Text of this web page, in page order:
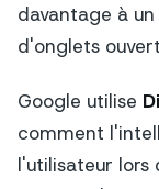
davantage à
d'onglets
Google utilise
comment
l'utilisateur lors